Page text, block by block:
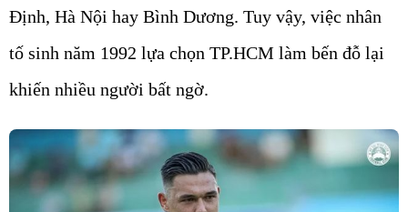
Định, Hà Nội hay Bình Dương. Tuy vậy, việc nhân
tố sinh năm 1992 lựa chọn TP.HCM làm bến đỗ lại
khiến nhiều người bất ngờ.